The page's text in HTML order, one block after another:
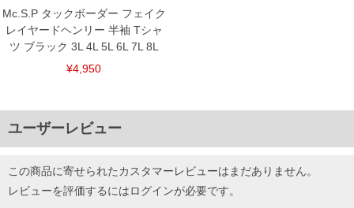
Mc.S.P タックボーダー フェイク
レイヤードヘンリー 半袖 Tシャ
ツ ブラック 3L 4L 5L 6L 7L 8L
¥4,950
ユーザーレビュー
この商品に寄せられたカスタマーレビューはまだありません。
レビューを評価するにはログインが必要です。